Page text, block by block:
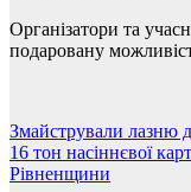
Організатори та
подаровану
Навігація
записів
Змайстрували лазню
16 тон насіннєвої
Рівненщини